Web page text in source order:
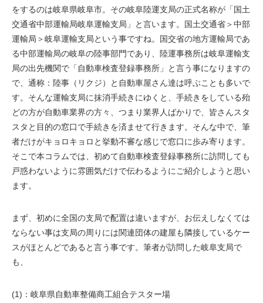
をするのは岐阜県岐阜市。その岐阜陸運支局の正式名称が「国土
交通省中部運輸局岐阜運輸支局」と言います。国土交通省＞中部
運輸局＞岐阜運輸支局という事ですね。国交省の地方運輸局であ
る中部運輸局の岐阜の陸事部門であり、陸運事務所は岐阜運輸支
局の出先機関で「自動車検査登録事務所」と言う事になりますの
で、通称：陸事（リクジ）と自動車屋さん達は呼ぶことも多いで
す。そんな運輸支局に抹消手続きにゆくと、手続きをしている殆
どの方が自動車業界の方々、つまり業界人ばかりで、皆さんスタ
スタと目的の窓口で手続きを済ませて行きます。そんな中で、筆
者だけがキョロキョロと挙動不審な感じで窓口に歩み寄ります。
そこで本コラムでは、初めて自動車検査登録事務所に訪問しても
戸惑わないように雰囲気だけで伝わるようにご紹介しようと思い
ます。
まず、初めに全国の支局で配置は違いますが、お伝えしなくては
ならない事は支局の周りには関連団体の建屋も隣接しているケー
スがほとんどであると言う事です。筆者が訪問した岐阜支局で
も、
(1)：岐阜県自動車整備商工組合テスター場